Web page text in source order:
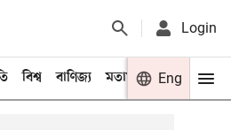
Login
বিশ্ব বাণিজ্য মতামত খেলা
Eng